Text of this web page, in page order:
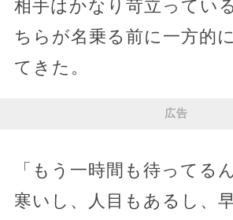
相手はかなり苛立ってい
ちらが名乗る前に一方的
てきた。
広告
「もう一時間も待ってる
寒いし、人目もあるし、